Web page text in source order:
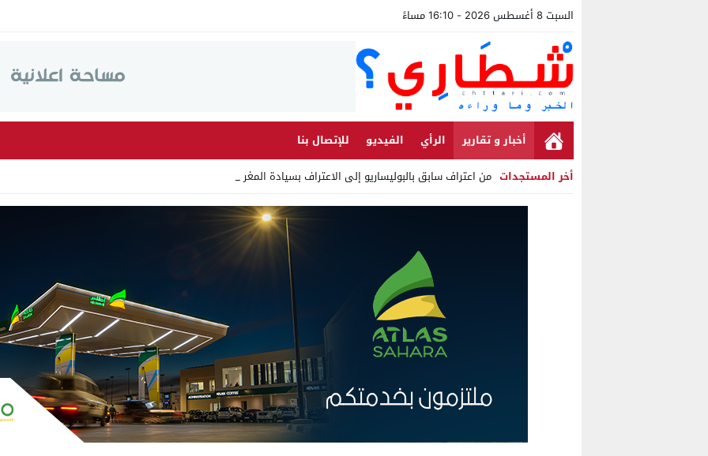
السبت 8 أغسطس 2026 - 16:10 مساءً
أخبار و تقارير الرأي الفيديو
للإتصال بنا
أخر المستجدات من اعتراف سابق بالبوليساريو إلى الاعتراف بسيادة المغرب على الصحرا _
Stop